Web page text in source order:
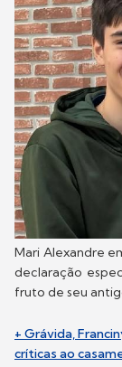
Mari Alexandre
declaração
fruto de seu
+ Grávida,
críticas ao